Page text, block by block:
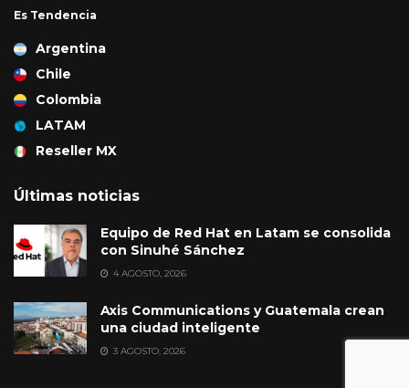
Es Tendencia
Argentina
Chile
Colombia
LATAM
Reseller MX
Últimas noticias
Equipo de Red Hat en Latam se consolida
con Sinuhé Sánchez
4 AGOSTO, 2026
Axis Communications y Guatemala crean
una ciudad inteligente
3 AGOSTO, 2026